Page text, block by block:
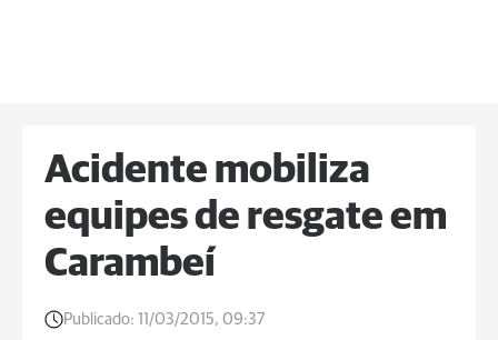
Acidente mobiliza
equipes de resgate em
Carambeí
Publicado: 11/03/2015, 09:37